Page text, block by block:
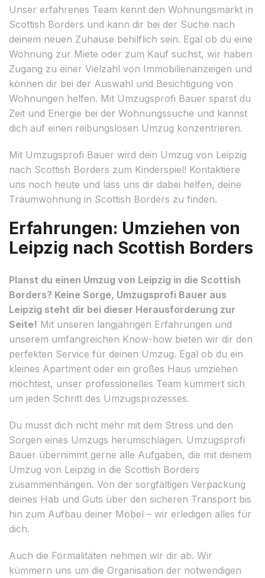
Unser erfahrenes Team kennt den Wohnungsmarkt in
Scottish Borders und kann dir bei der Suche nach
deinem neuen Zuhause behilflich sein. Egal ob du eine
Wohnung zur Miete oder zum Kauf suchst, wir haben
Zugang zu einer Vielzahl von Immobilienanzeigen und
können dir bei der Auswahl und Besichtigung von
Wohnungen helfen. Mit Umzugsprofi Bauer sparst du
Zeit und Energie bei der Wohnungssuche und kannst
dich auf einen reibungslosen Umzug konzentrieren.
Mit Umzugsprofi Bauer wird dein Umzug von Leipzig
nach Scottish Borders zum Kinderspiel! Kontaktiere
uns noch heute und lass uns dir dabei helfen, deine
Traumwohnung in Scottish Borders zu finden.
Erfahrungen: Umziehen von
Leipzig nach Scottish Borders
Planst du einen Umzug von Leipzig in die Scottish
Borders? Keine Sorge, Umzugsprofi Bauer aus
Leipzig steht dir bei dieser Herausforderung zur
Seite! Mit unseren langjährigen Erfahrungen und
unserem umfangreichen Know-how bieten wir dir den
perfekten Service für deinen Umzug. Egal ob du ein
kleines Apartment oder ein großes Haus umziehen
möchtest, unser professionelles Team kümmert sich
um jeden Schritt des Umzugsprozesses.
Du musst dich nicht mehr mit dem Stress und den
Sorgen eines Umzugs herumschlagen. Umzugsprofi
Bauer übernimmt gerne alle Aufgaben, die mit deinem
Umzug von Leipzig in die Scottish Borders
zusammenhängen. Von der sorgfältigen Verpackung
deines Hab und Guts über den sicheren Transport bis
hin zum Aufbau deiner Möbel – wir erledigen alles für
dich.
Auch die Formalitäten nehmen wir dir ab. Wir
kümmern uns um die Organisation der notwendigen